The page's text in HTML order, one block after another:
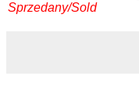
Sprzedany/Sold